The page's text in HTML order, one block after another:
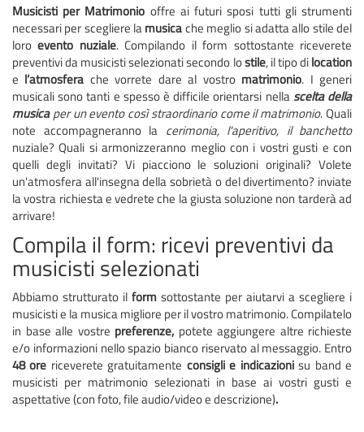
Musicisti per Matrimonio offre ai futuri sposi tutti gli strumenti
necessari per scegliere lamusicache meglio si adatta allo stile del
loroevento nuziale. Compilando il form sottostante riceverete
preventivi da musicisti selezionati secondo lostile, il tipo dilocation
e l’atmosfera che vorrete dare al vostro matrimonio. I generi
musicali sono tanti e spesso è difficile orientarsi nellascelta della
musicaper un evento così straordinario come il matrimonio. Quali
note accompagneranno la cerimonia, l'aperitivo, il banchetto
nuziale? Quali si armonizzeranno meglio con i vostri gusti e con
quelli degli invitati? Vi piacciono le soluzioni originali? Volete
un'atmosfera all'insegna della sobrietà o del divertimento? inviate
la vostra richiesta e vedrete che la giusta soluzione non tarderà ad
arrivare!
Compila il form: ricevi preventivi da
musicisti selezionati
Abbiamo strutturato il form sottostante per aiutarvi a scegliere i
musicisti e la musica migliore per il vostro matrimonio. Compilatelo
in base alle vostre preferenze, potete aggiungere altre richieste
e/o informazioni nello spazio bianco riservato al messaggio. Entro
48 ore riceverete gratuitamente consigli e indicazionisu band e
musicisti per matrimonio selezionati in base ai vostri gusti e
aspettative (con foto, file audio/video e descrizione).